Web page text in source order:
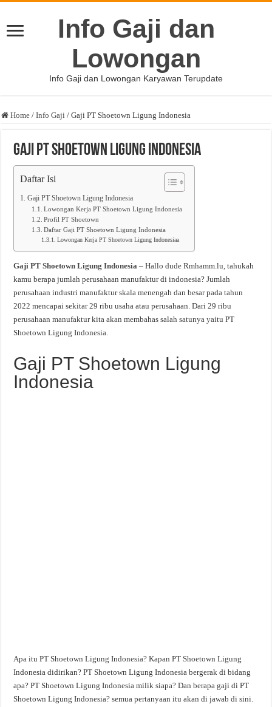
Info Gaji dan
Lowongan
Info Gaji dan Lowongan Karyawan Terupdate
Home / Info Gaji / Gaji PT Shoetown Ligung Indonesia
Gaji PT Shoetown Ligung Indonesia
Daftar Isi
Gaji PT Shoetown Ligung Indonesia
Lowongan Kerja PT Shoetown Ligung Indonesia
Profil PT Shoetown
Daftar Gaji PT Shoetown Ligung Indonesia
Lowongan Kerja PT Shoetown Ligung Indonesiaa
Gaji PT Shoetown Ligung Indonesia – Hallo dude Rmhamm.lu, tahukah
kamu berapa jumlah perusahaan manufaktur di indonesia? Jumlah
perusahaan industri manufaktur skala menengah dan besar pada tahun
2022 mencapai sekitar 29 ribu usaha atau perusahaan. Dari 29 ribu
perusahaan manufaktur kita akan membahas salah satunya yaitu PT
Shoetown Ligung Indonesia.
Gaji PT Shoetown Ligung
Indonesia
Apa itu PT Shoetown Ligung Indonesia? Kapan PT Shoetown Ligung
Indonesia didirikan? PT Shoetown Ligung Indonesia bergerak di bidang
apa? PT Shoetown Ligung Indonesia milik siapa? Dan berapa gaji di PT
Shoetown Ligung Indonesia? semua pertanyaan itu akan di jawab di sini.